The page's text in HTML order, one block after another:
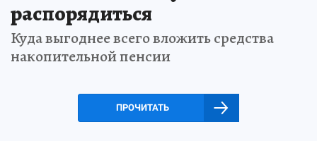
распорядиться
Куда выгоднее всего вложить средства
накопительной пенсии
ПРОЧИТАТЬ